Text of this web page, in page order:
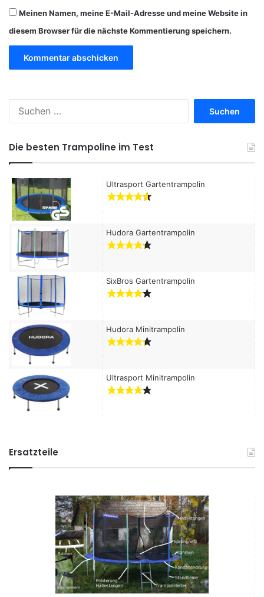
Meinen Namen, meine E-Mail-Adresse und meine Website in
diesem Browser für die nächste Kommentierung speichern.
Die besten Trampoline im Test
Ultrasport Gartentrampolin
Hudora Gartentrampolin
SixBros Gartentrampolin
Hudora Minitrampolin
Ultrasport Minitrampolin
Ersatzteile